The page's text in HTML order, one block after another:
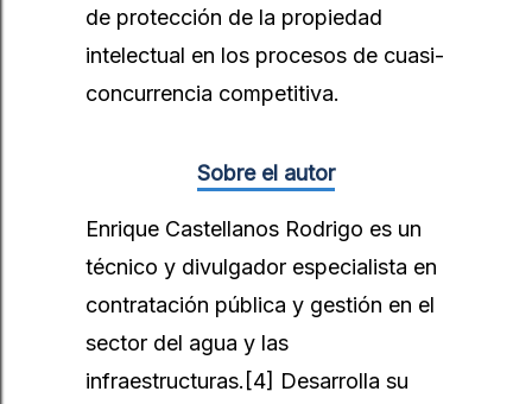
de protección de la propiedad
intelectual en los procesos de cuasi-
concurrencia competitiva.
Sobre el autor
Enrique Castellanos Rodrigo es un
técnico y divulgador especialista en
contratación pública y gestión en el
sector del agua y las
infraestructuras. [4] Desarrolla su